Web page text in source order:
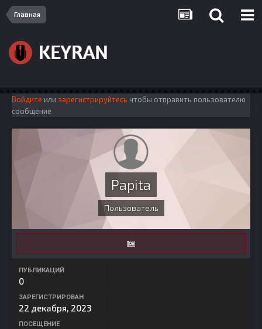
Главная
Войдите или зарегистрируйтесь чтобы отправить пользователю
сообщение
Papita
Пользователь
ПУБЛИКАЦИЙ
0
ЗАРЕГИСТРИРОВАН
22 декабря, 2023
ПОСЕЩЕНИЕ